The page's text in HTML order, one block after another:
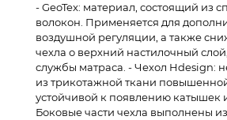
-GeoTex: материал, состоящий из
волокон. Применяется для
воздушной регуляции, а также
чехла о верхний настилочный
службы матраса. -Чехол Hdesign:
из трикотажной ткани
устойчивой к появлению катышек
Боковые части чехла выполнены